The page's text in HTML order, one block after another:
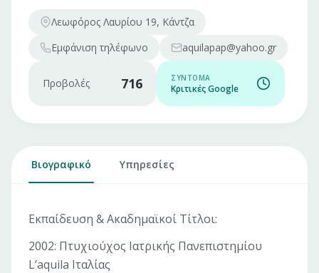
Λεωφόρος Λαυρίου 19, Κάντζα
Εμφάνιση τηλέφωνο aquilapap@yahoo.gr
Προβολές 716 ΣΎΝΤΟΜΑ
Κριτικές Google
Βιογραφικό Υπηρεσίες
Εκπαίδευση & Ακαδημαϊκοί Τίτλοι:
2002: Πτυχιούχος Ιατρικής Πανεπιστημίου
L’aquila Ιταλίας